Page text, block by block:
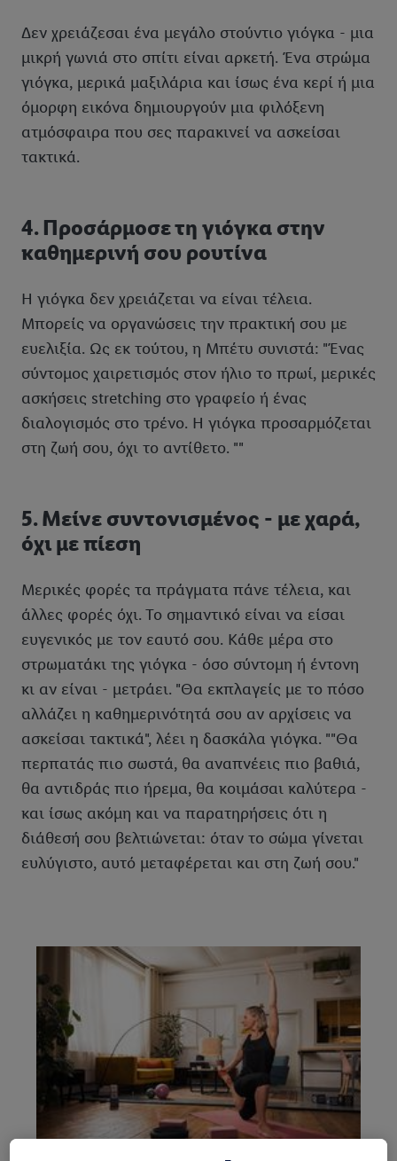
Δεν χρειάζεσαι ένα μεγάλο στούντιο γιόγκα - μια
μικρή γωνιά στο σπίτι είναι αρκετή. Ένα στρώμα
γιόγκα, μερικά μαξιλάρια και ίσως ένα κερί ή μια
όμορφη εικόνα δημιουργούν μια φιλόξενη
ατμόσφαιρα που σες παρακινεί να ασκείσαι
τακτικά.
4. Προσάρμοσε τη γιόγκα στην
καθημερινή σου ρουτίνα
Η γιόγκα δεν χρειάζεται να είναι τέλεια.
Μπορείς να οργανώσεις την πρακτική σου με
ευελιξία. Ως εκ τούτου, η Μπέτυ συνιστά: "Ένας
σύντομος χαιρετισμός στον ήλιο το πρωί, μερικές
ασκήσεις stretching στο γραφείο ή ένας
διαλογισμός στο τρένο. Η γιόγκα προσαρμόζεται
στη ζωή σου, όχι το αντίθετο. ""
5. Μείνε συντονισμένος - με χαρά,
όχι με πίεση
Μερικές φορές τα πράγματα πάνε τέλεια, και
άλλες φορές όχι. Το σημαντικό είναι να είσαι
ευγενικός με τον εαυτό σου. Κάθε μέρα στο
στρωματάκι της γιόγκα - όσο σύντομη ή έντονη
κι αν είναι - μετράει. "Θα εκπλαγείς με το πόσο
αλλάζει η καθημερινότητά σου αν αρχίσεις να
ασκείσαι τακτικά", λέει η δασκάλα γιόγκα. ""Θα
περπατάς πιο σωστά, θα αναπνέεις πιο βαθιά,
θα αντιδράς πιο ήρεμα, θα κοιμάσαι καλύτερα -
και ίσως ακόμη και να παρατηρήσεις ότι η
διάθεσή σου βελτιώνεται: όταν το σώμα γίνεται
ευλύγιστο, αυτό μεταφέρεται και στη ζωή σου."